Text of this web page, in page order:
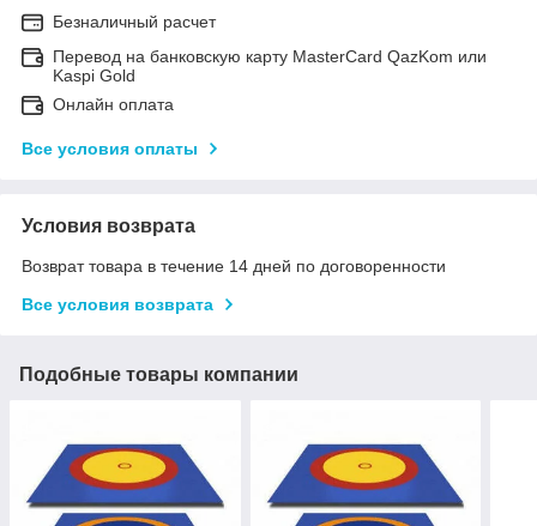
Безналичный расчет
Перевод на банковскую карту MasterCard QazKom или
Kaspi Gold
Онлайн оплата
Все условия оплаты
Условия возврата
Возврат товара в течение 14 дней по договоренности
Все условия возврата
Подобные товары компании